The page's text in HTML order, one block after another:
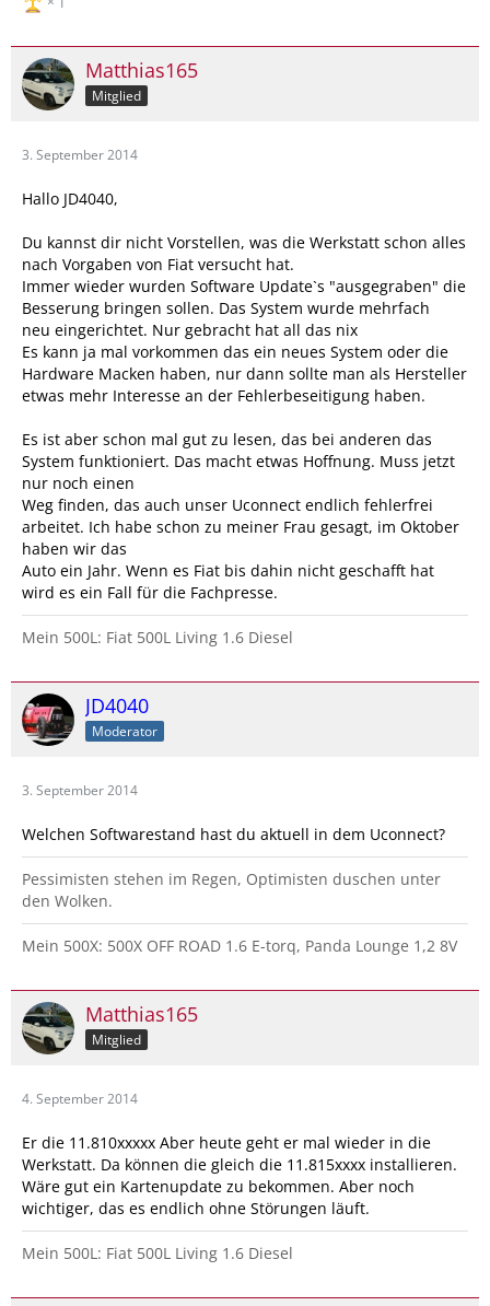
Matthias165
Mitglied
3. September 2014
Hallo JD4040,
Du kannst dir nicht Vorstellen, was die Werkstatt schon alles
nach Vorgaben von Fiat versucht hat.
Immer wieder wurden Software Update`s "ausgegraben" die
Besserung bringen sollen. Das System wurde mehrfach
neu eingerichtet. Nur gebracht hat all das nix
Es kann ja mal vorkommen das ein neues System oder die
Hardware Macken haben, nur dann sollte man als Hersteller
etwas mehr Interesse an der Fehlerbeseitigung haben.
Es ist aber schon mal gut zu lesen, das bei anderen das
System funktioniert. Das macht etwas Hoffnung. Muss jetzt
nur noch einen
Weg finden, das auch unser Uconnect endlich fehlerfrei
arbeitet. Ich habe schon zu meiner Frau gesagt, im Oktober
haben wir das
Auto ein Jahr. Wenn es Fiat bis dahin nicht geschafft hat
wird es ein Fall für die Fachpresse.
Mein 500L: Fiat 500L Living 1.6 Diesel
JD4040
Moderator
3. September 2014
Welchen Softwarestand hast du aktuell in dem Uconnect?
Pessimisten stehen im Regen, Optimisten duschen unter
den Wolken.
Mein 500X: 500X OFF ROAD 1.6 E-torq, Panda Lounge 1,2 8V
Matthias165
Mitglied
4. September 2014
Er die 11.810xxxxx Aber heute geht er mal wieder in die
Werkstatt. Da können die gleich die 11.815xxxx installieren.
Wäre gut ein Kartenupdate zu bekommen. Aber noch
wichtiger, das es endlich ohne Störungen läuft.
Mein 500L: Fiat 500L Living 1.6 Diesel